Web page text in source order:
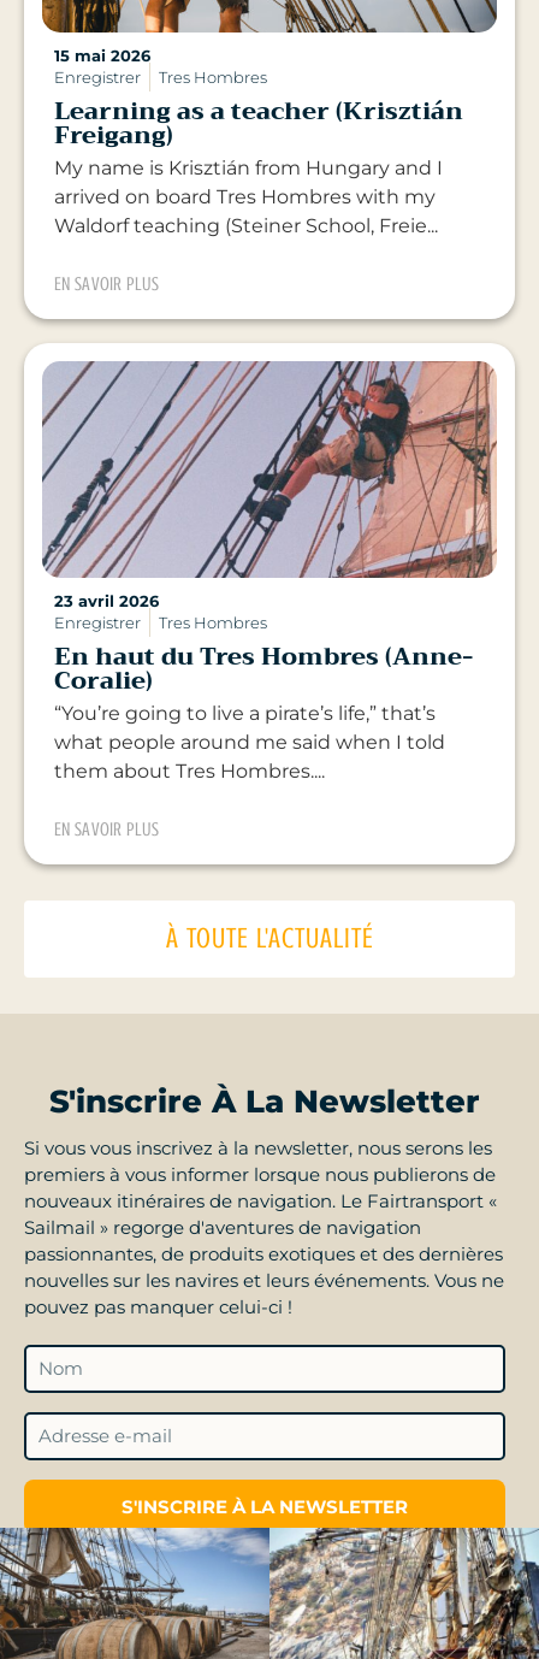
15 mai 2026
Enregistrer
Tres Hombres
Learning as a teacher (Krisztián
Freigang)
My name is Krisztián from Hungary and I
arrived on board Tres Hombres with my
Waldorf teaching (Steiner School, Freie...
EN SAVOIR PLUS
23 avril 2026
Enregistrer
Tres Hombres
En haut du Tres Hombres (Anne-
Coralie)
“You’re going to live a pirate’s life,” that’s
what people around me said when I told
them about Tres Hombres....
EN SAVOIR PLUS
À TOUTE L'ACTUALITÉ
S'inscrire À La Newsletter
Si vous vous inscrivez à la newsletter, nous serons les
premiers à vous informer lorsque nous publierons de
nouveaux itinéraires de navigation. Le Fairtransport «
Sailmail » regorge d'aventures de navigation
passionnantes, de produits exotiques et des dernières
nouvelles sur les navires et leurs événements. Vous ne
pouvez pas manquer celui-ci !
S'INSCRIRE À LA NEWSLETTER